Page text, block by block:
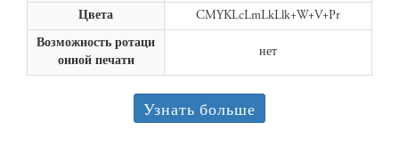
Цвета CMYKLcLmLkLlk+W+V+Pr
Возможность ротаци
онной печати
нет
Узнать больше